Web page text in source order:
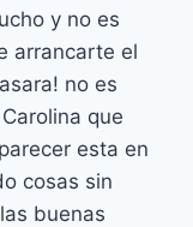
y no es
arrancarte el
no es
que
esta en
cosas sin
buenas